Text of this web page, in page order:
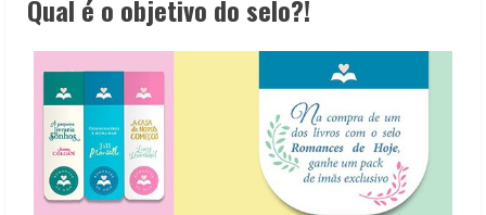
Qual é o objetivo do selo?!